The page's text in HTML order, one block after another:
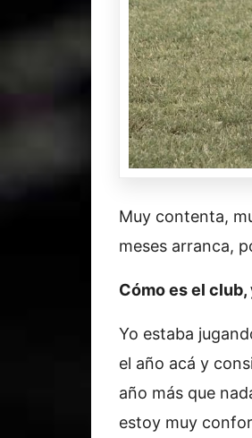
Muy contenta,
meses arranca,
Cómo es el
Yo estaba
el año acá y
año más que
estoy muy